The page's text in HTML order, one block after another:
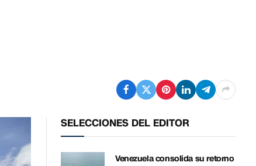
SELECCIONES DEL EDITOR
Venezuela consolida su retorno